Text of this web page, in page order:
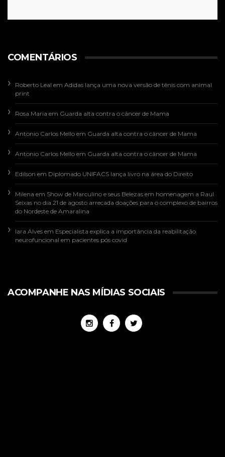
COMENTÁRIOS
Roberto Leal em Adidas lança uma nova versão de tênis com animal
print
Rosa Maria em Guarda alta contra o câncer de Mama
Antonio Carlos Mello em Guarda alta contra o câncer de Mama
Antonio Carlos Mello em Guarda alta contra o câncer de Mama
Edilson em Diplomado UNIFACS lança livro na área do Direito
Milena em Show de Marculino e seus Belezas em homenagem a Raul
Seixas no dia 21 de agosto arrecada doações para o complexo de bairros
do Nordeste de Amaralina
Iara Alves em Especialista explica a importância da reabilitação
neurofuncional em pacientes pós covid
ACOMPANHE NAS MÍDIAS SOCIAIS